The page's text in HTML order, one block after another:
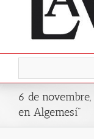
6 de
en Algemesí"